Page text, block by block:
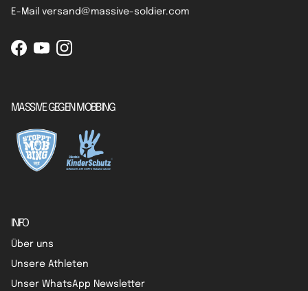
E-Mail versand@massive-soldier.com
Facebook
YouTubeInstagram
MASSIVE GEGEN MOBBING
INFO
Über uns
Unsere Athleten
Unser WhatsApp Newsletter